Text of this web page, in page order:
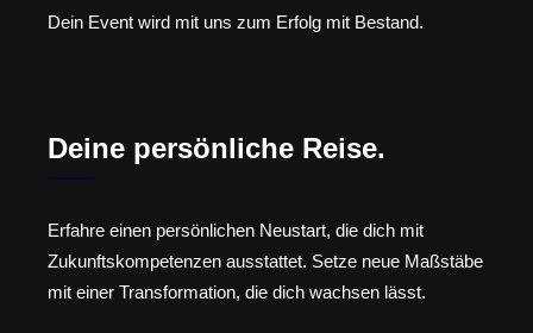
Dein Event wird mit uns zum Erfolg mit Bestand.
Deine persönliche Reise.
Erfahre einen persönlichen Neustart, die dich mit
Zukunftskompetenzen ausstattet. Setze neue Maßstäbe
mit einer Transformation, die dich wachsen lässt.